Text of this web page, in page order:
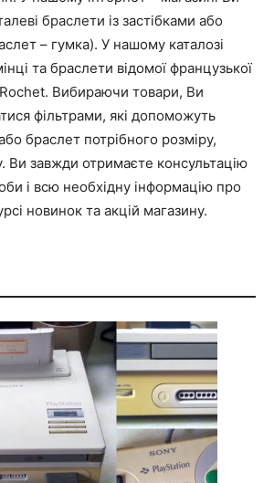
браслети із застібками або
– гумка). У нашому каталозі
та браслети відомої французької
Вибираючи товари, Ви
фільтрами, які допоможуть
браслет потрібного розміру,
Ви завжди отримаєте консультацію
і всю необхідну інформацію про
новинок та акцій магазину.